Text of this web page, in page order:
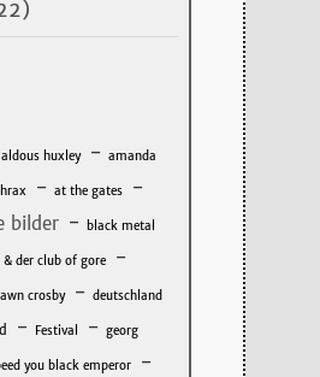
aldous huxley - amanda
- at the gates -
bilder - black metal
& der club of gore -
crosby - deutschland
- Festival - georg
you black emperor -